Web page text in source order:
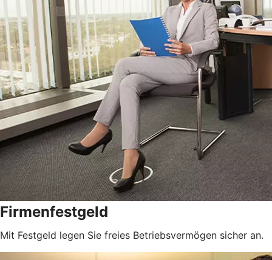
Firmenfestgeld
Mit Festgeld legen Sie freies Betriebsvermögen sicher an.